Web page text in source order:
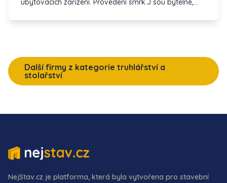
ubytovacích zařízení. Provedení smrk.J sou bytelné,
Další firmy z kategorie truhlářství a
stolařství
NejStav.cz je platforma, která byla vytvořena pro stavební